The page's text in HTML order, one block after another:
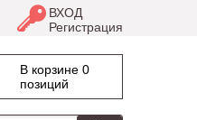
ВХОД
Регистрация
В корзине 0
позиций